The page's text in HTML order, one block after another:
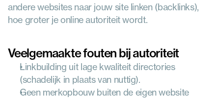
andere websites naar jouw site linken (backlinks),
hoe groter je online autoriteit wordt.
Veelgemaakte fouten bij autoriteit
Linkbuilding uit lage kwaliteit directories
(schadelijk in plaats van nuttig).
Geen merkopbouw buiten de eigen website